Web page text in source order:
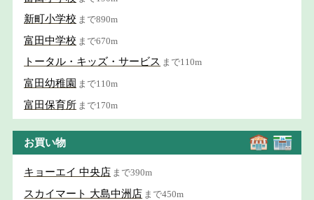
新町小学校 まで890m
富田中学校 まで670m
トータル・キッズ・サービス まで110m
富田幼稚園 まで110m
富田保育所 まで170m
お買い物
キョーエイ 中央店 まで390m
スカイマート 大島中洲店 まで450m